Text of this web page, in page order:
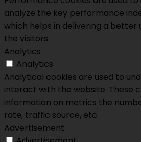
analyze the key performance
which helps in delivering a better
the visitors.
Analytics
Analytics
Analytical cookies are used to
interact with the website. These
information on metrics the
rate, traffic source, etc.
Advertisement